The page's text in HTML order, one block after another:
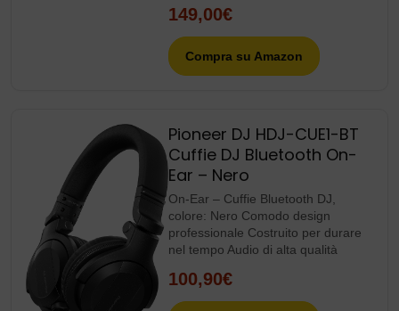
149,00€
Compra su Amazon
Pioneer DJ HDJ-CUE1-BT
Cuffie DJ Bluetooth On-
Ear – Nero
On-Ear – Cuffie Bluetooth DJ,
colore: Nero Comodo design
professionale Costruito per durare
nel tempo Audio di alta qualità
100,90€